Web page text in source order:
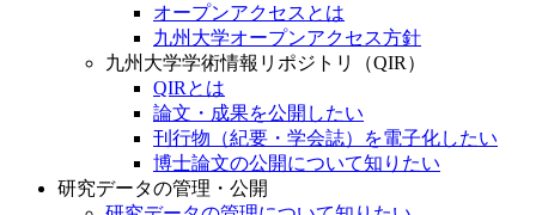
オープンアクセスとは
九州大学オープンアクセス方針
九州大学学術情報リポジトリ（QIR）
QIRとは
論文・成果を公開したい
刊行物（紀要・学会誌）を電子化したい
博士論文の公開について知りたい
研究データの管理・公開